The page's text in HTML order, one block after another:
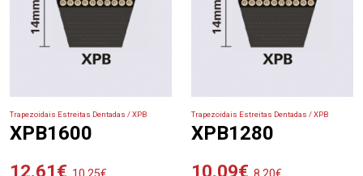
Trapezoidais Estreitas Dentadas / XPB
XPB1600
12.61€
Trapezoidais Estreitas Dentadas / XPB
XPB1280
10.09€